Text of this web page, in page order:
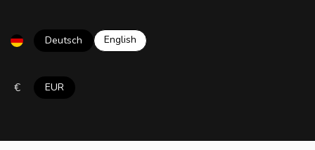
Deutsch English
€ EUR